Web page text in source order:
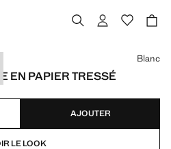
EN PAPIER TRESSÉ
Blanc
AJOUTER
LE LOOK